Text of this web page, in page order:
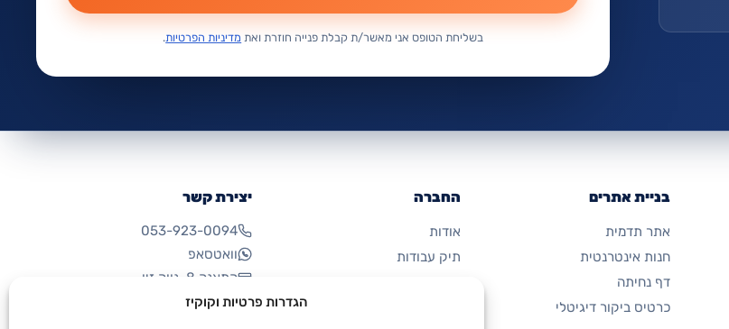
הגדרות פרטיות וקוקיז
בשליחת הטופס אני מאשר/ת קבלת פנייה חוזרת ואת מדיניות הפרטיות.
בניית אתרים
אתר תדמית
חנות אינטרנטית
דף נחיתה
כרטיס ביקור דיגיטלי
החברה
אודות
תיק עבודות
יצירת קשר
053-923-0094
וואטסאפ
התאנה 8, נווה זיו